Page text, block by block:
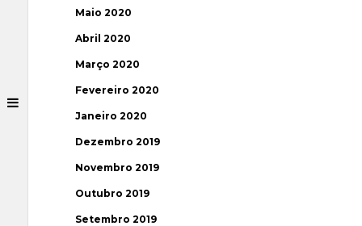
Maio 2020
Abril 2020
Março 2020
Fevereiro 2020
Janeiro 2020
Dezembro 2019
Novembro 2019
Outubro 2019
Setembro 2019